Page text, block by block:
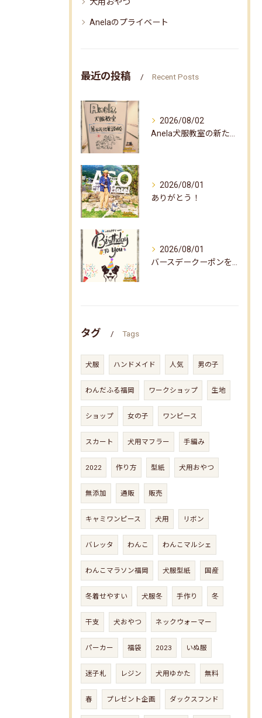
Anelaのプライベート
最近の投稿 Recent Posts
2026/08/02
2026/08/01
ありがとう！
2026/08/01
タグ Tags
犬服 ハンドメイド 人気 男の子
わんだふる福岡 ワークショップ 生地
ショップ 女の子 ワンピース
スカート 犬用マフラー 手編み
2022 作り方 型紙 犬用おやつ
無添加 通販 販売
キャミワンピース 犬用 リボン
バレッタ わんこ わんこマルシェ
わんこマラソン福岡 犬服型紙 国産
冬着せやすい 犬服冬 手作り 冬
干支 犬おやつ ネックウォーマー
パーカー 福袋 2023 いぬ服
迷子札 レジン 犬用ゆかた 無料
春 プレゼント企画 ダックスフンド